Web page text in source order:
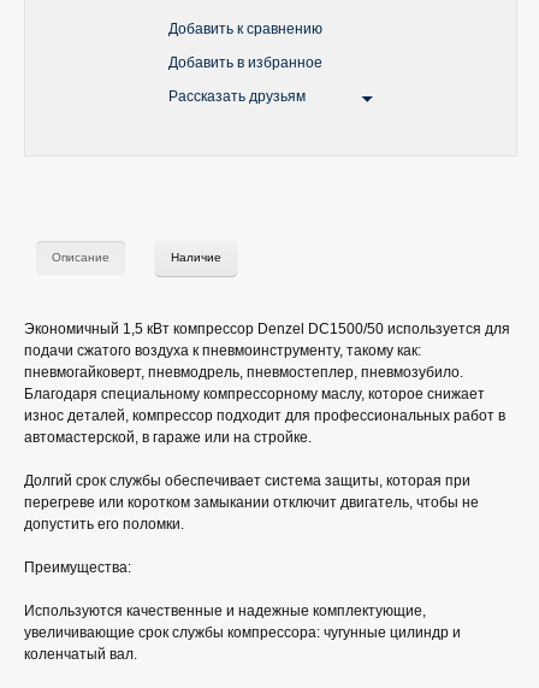
Добавить к сравнению
Добавить в избранное
Рассказать друзьям
Описание Наличие
Экономичный 1,5 кВт компрессор Denzel DC1500/50 используется для
подачи сжатого воздуха к пневмоинструменту, такому как:
пневмогайковерт, пневмодрель, пневмостеплер, пневмозубило.
Благодаря специальному компрессорному маслу, которое снижает
износ деталей, компрессор подходит для профессиональных работ в
автомастерской, в гараже или на стройке.
Долгий срок службы обеспечивает система защиты, которая при
перегреве или коротком замыкании отключит двигатель, чтобы не
допустить его поломки.
Преимущества:
Используются качественные и надежные комплектующие,
увеличивающие срок службы компрессора: чугунные цилиндр и
коленчатый вал.